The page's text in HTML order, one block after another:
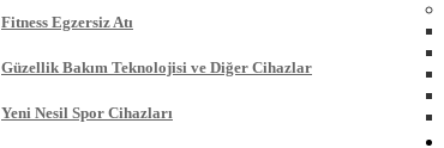
Fitness Egzersiz Atı
Güzellik Bakım Teknolojisi ve Diğer Cihazlar
Yeni Nesil Spor Cihazları